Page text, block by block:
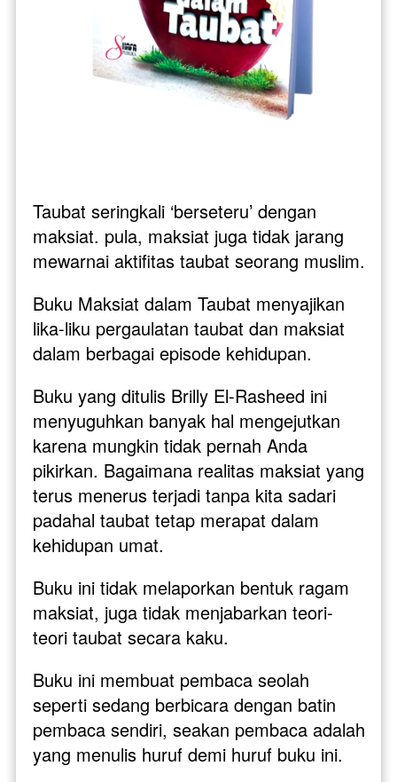
Taubat seringkali ‘berseteru’ dengan
maksiat. pula, maksiat juga tidak jarang
Buku Maksiat dalam Taubat menyajikan
lika-liku pergaulatan taubat dan maksiat
dalam berbagai episode kehidupan.
Buku yang ditulis Brilly El-Rasheed ini
menyuguhkan banyak hal mengejutkan
karena mungkin tidak pernah Anda
pikirkan. Bagaimana realitas maksiat yang
terus menerus terjadi tanpa kita sadari
padahal taubat tetap merapat dalam
kehidupan umat.
Buku ini tidak melaporkan bentuk ragam
maksiat, juga tidak menjabarkan teori-
teori taubat secara kaku.
Buku ini membuat pembaca seolah
seperti sedang berbicara dengan batin
pembaca sendiri, seakan pembaca adalah
yang menulis huruf demi huruf buku ini.